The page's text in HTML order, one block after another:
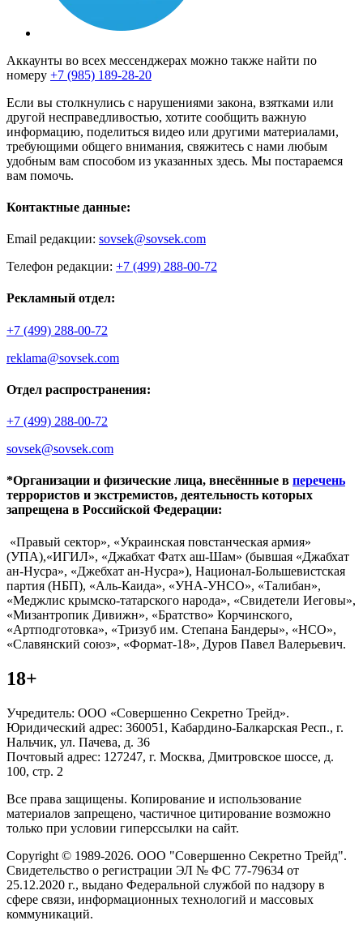
Аккаунты во всех мессенджерах можно также найти по
номеру +7 (985) 189-28-20
Если вы столкнулись с нарушениями закона, взятками или
другой несправедливостью, хотите сообщить важную
информацию, поделиться видео или другими материалами,
требующими общего внимания, свяжитесь с нами любым
удобным вам способом из указанных здесь. Мы постараемся
вам помочь.
Контактные данные:
Email редакции: sovsek@sovsek.com
Телефон редакции: +7 (499) 288-00-72
Рекламный отдел:
+7 (499) 288-00-72
reklama@sovsek.com
Отдел распространения:
+7 (499) 288-00-72
sovsek@sovsek.com
*Организации и физические лица, внесённные в перечень
террористов и экстремистов, деятельность которых
запрещена в Российской Федерации:
«Правый сектор», «Украинская повстанческая армия»
(УПА),«ИГИЛ», «Джабхат Фатх аш-Шам» (бывшая «Джабхат
ан-Нусра», «Джебхат ан-Нусра»), Национал-Большевистская
партия (НБП), «Аль-Каида», «УНА-УНСО», «Талибан»,
«Меджлис крымско-татарского народа», «Свидетели Иеговы»,
«Мизантропик Дивижн», «Братство» Корчинского,
«Артподготовка», «Тризуб им. Степана Бандеры», «НСО»,
«Славянский союз», «Формат-18», Дуров Павел Валерьевич.
18+
Учредитель: ООО «Совершенно Секретно Трейд».
Юридический адрес: 360051, Кабардино-Балкарская Респ., г.
Нальчик, ул. Пачева, д. 36
Почтовый адрес: 127247, г. Москва, Дмитровское шоссе, д.
100, стр. 2
Все права защищены. Копирование и использование
материалов запрещено, частичное цитирование возможно
только при условии гиперссылки на сайт.
Copyright © 1989-2026. ООО "Совершенно Секретно Трейд".
Свидетельство о регистрации ЭЛ № ФС 77-79634 от
25.12.2020 г., выдано Федеральной службой по надзору в
сфере связи, информационных технологий и массовых
коммуникаций.